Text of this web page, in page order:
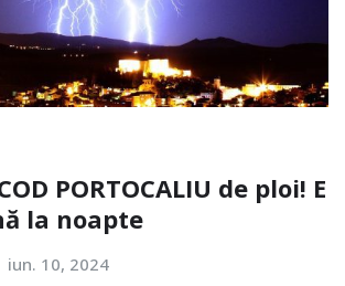
PORTOCALIU de ploi! E
la noapte
iun. 10, 2024